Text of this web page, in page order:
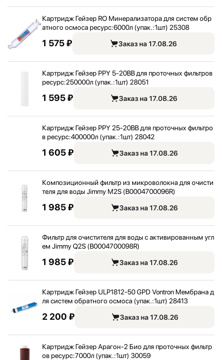
Картридж Гейзер RO Минерализатора для систем обр
атного осмоса ресурс:6000л (упак.:1шт) 25308
1 575 ₽ Заказ на 17.08.26
Картридж Гейзер PPY 5-20BB для проточных фильтров
ресурс:250000л (упак.:1шт) 28051
1 595 ₽ Заказ на 17.08.26
Картридж Гейзер PPY 25-20BB для проточных фильтро
в ресурс:400000л (упак.:1шт) 28042
1 605 ₽ Заказ на 17.08.26
Композиционный фильтр из микроволокна для очисти
теля для воды Jimmy M2S (B0004700096R)
1 985 ₽ Заказ на 17.08.26
Фильтр для очистителя для воды с активированным угл
ем Jimmy Q2S (B0004700098R)
1 985 ₽ Заказ на 17.08.26
Картридж Гейзер ULP1812-50 GPD Vontron Мембрана д
ля систем обратного осмоса (упак.:1шт) 28413
2 200 ₽ Заказ на 17.08.26
Картридж Гейзер Арагон-2 Био для проточных фильтр
ов ресурс:7000л (упак.:1шт) 30059